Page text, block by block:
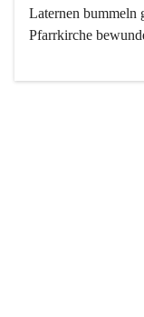
Laternen bummeln
Pfarrkirche
Der Weinbau